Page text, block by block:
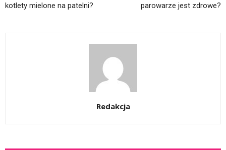
kotlety mielone na patelni?
parowarze jest zdrowe?
Redakcja